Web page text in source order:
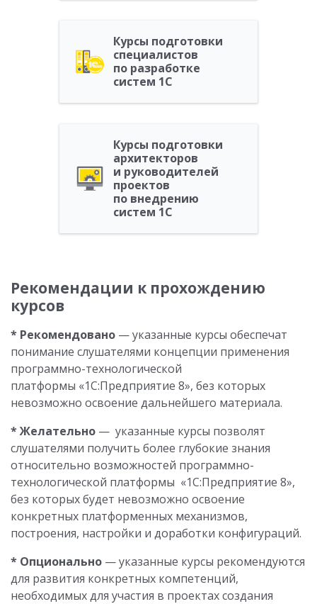
Курсы подготовки
специалистов
по разработке
систем 1С
Курсы подготовки
архитекторов
и руководителей
проектов
по внедрению
систем 1С
Рекомендации к прохождению
курсов
* Рекомендовано — указанные курсы обеспечат
понимание слушателями концепции применения
программно-технологической
платформы «1С:Предприятие 8», без которых
невозможно освоение дальнейшего материала.
* Желательно — указанные курсы позволят
слушателями получить более глубокие знания
относительно возможностей программно-
технологической платформы «1С:Предприятие 8»,
без которых будет невозможно освоение
конкретных платформенных механизмов,
построения, настройки и доработки конфигураций.
* Опционально — указанные курсы рекомендуются
для развития конкретных компетенций,
необходимых для участия в проектах создания